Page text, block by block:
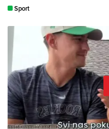
Sport